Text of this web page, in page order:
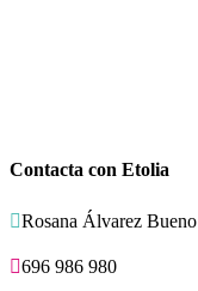
Contacta con Etolia
Rosana Álvarez Bueno
696 986 980